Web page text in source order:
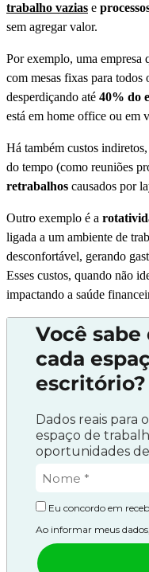
trabalho vazias e
sem agregar valor.
Por exemplo, uma empresa
com mesas fixas para todos
desperdiçando até 40% do
está em home office ou em
Há também custos
do tempo (como reuniões
retrabalhos causados por
Outro exemplo é a
ligada a um ambiente de
desconfortável, gerando
Esses custos, quando não
impactando a saúde
Você
cada
escritório?
Dados reais para
espaço de
oportunidades
Eu concordo em
Ao informar meus